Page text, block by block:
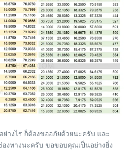
างไร ก็ต้องขออภัยด้วยนะครับ และ
งทางนะครับ ขอขอบคุณเป็นอย่างยิ่ง